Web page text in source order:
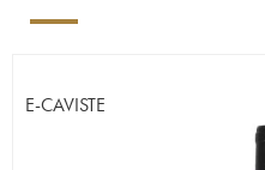
E-CAVISTE